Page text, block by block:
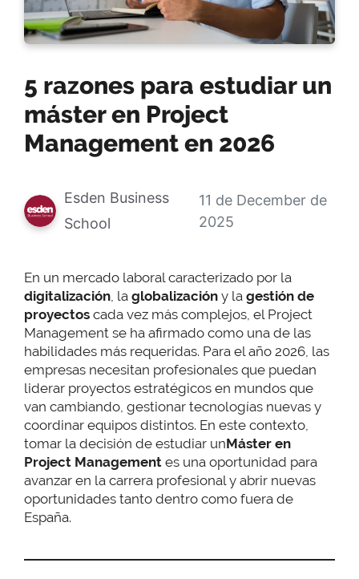
5 razones para estudiar un
máster en Project
Management en 2026
Esden Business
School
11 de December de
2025
En un mercado laboral caracterizado por la
digitalización , la globalización y la gestión de
proyectos cada vez más complejos, el Project
Management se ha afirmado como una de las
habilidades más requeridas. Para el año 2026, las
empresas necesitan profesionales que puedan
liderar proyectos estratégicos en mundos que
van cambiando, gestionar tecnologías nuevas y
coordinar equipos distintos. En este contexto,
tomar la decisión de estudiar unMáster en
Project Management es una oportunidad para
avanzar en la carrera profesional y abrir nuevas
oportunidades tanto dentro como fuera de
España.